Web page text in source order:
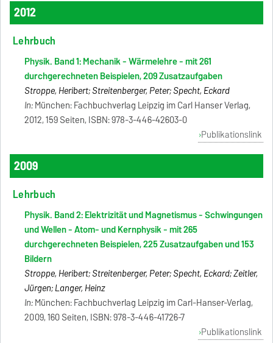
2012
Lehrbuch
Physik. Band 1: Mechanik - Wärmelehre - mit 261
durchgerechneten Beispielen, 209 Zusatzaufgaben
Stroppe, Heribert; Streitenberger, Peter; Specht, Eckard
In:München: Fachbuchverlag Leipzig im Carl Hanser Verlag,
2012, 159 Seiten, ISBN: 978-3-446-42603-0
Publikationslink
2009
Lehrbuch
Physik. Band 2: Elektrizität und Magnetismus - Schwingungen
und Wellen - Atom- und Kernphysik - mit 265
durchgerechneten Beispielen, 225 Zusatzaufgaben und 153
Bildern
Stroppe, Heribert; Streitenberger, Peter; Specht, Eckard; Zeitler,
Jürgen; Langer, Heinz
In:München: Fachbuchverlag Leipzig im Carl-Hanser-Verlag,
2009, 160 Seiten, ISBN: 978-3-446-41726-7
Publikationslink